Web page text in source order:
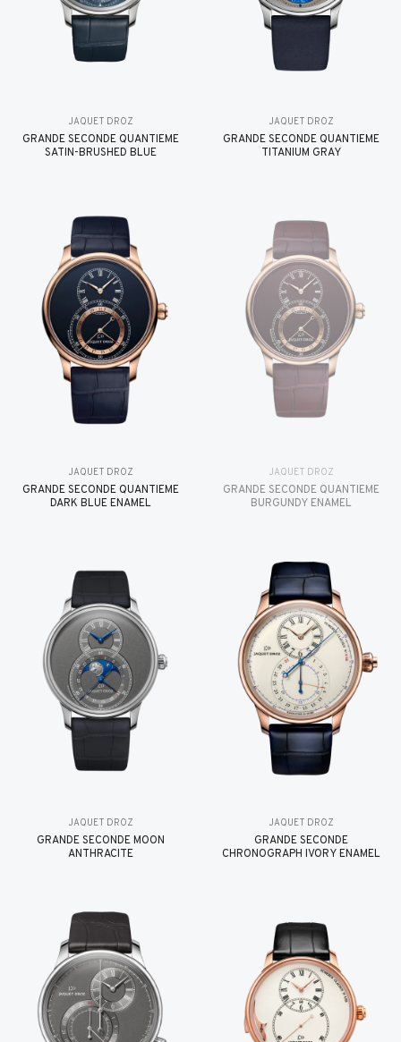
JAQUET DROZ
GRANDE SECONDE QUANTIÈME
SATIN-BRUSHED BLUE
JAQUET DROZ
GRANDE SECONDE QUANTIÈME
TITANIUM GRAY
JAQUET DROZ
GRANDE SECONDE QUANTIÈME
DARK BLUE ENAMEL
JAQUET DROZ
GRANDE SECONDE QUANTIÈME
BURGUNDY ENAMEL
JAQUET DROZ
GRANDE SECONDE MOON
ANTHRACITE
JAQUET DROZ
GRANDE SECONDE
CHRONOGRAPH IVORY ENAMEL